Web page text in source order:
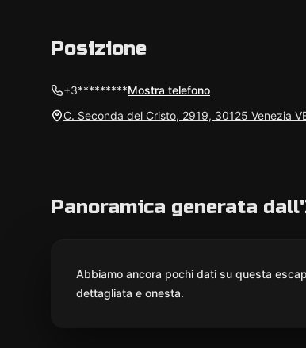
Posizione
+3*********Mostra telefono
C. Seconda del Cristo, 2919, 30125 Venezia
Panoramica generata
Abbiamo ancora pochi dati su questa
dettagliata e onesta.